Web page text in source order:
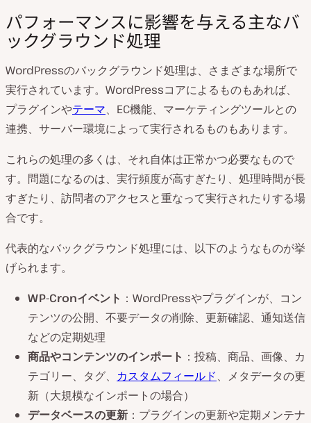
パフォーマンスに影響を与える主なバ
ックグラウンド処理
WordPressのバックグラウンド処理は、さまざまな場所で
実行されています。WordPressコアによるものもあれば、
プラグインやテーマ、EC機能、マーケティングツールとの
連携、サーバー環境によって実行されるものもあります。
これらの処理の多くは、それ自体は正常かつ必要なもので
す。問題になるのは、実行頻度が高すぎたり、処理時間が長
すぎたり、訪問者のアクセスと重なって実行されたりする場
合です。
代表的なバックグラウンド処理には、以下のようなものが挙
げられます。
WP-Cronイベント ：WordPressやプラグインが、コン
テンツの公開、不要データの削除、更新確認、通知送信
などの定期処理
商品やコンテンツのインポート ：投稿、商品、画像、カ
テゴリー、タグ、 カスタムフィールド、メタデータの更
新（大規模なインポートの場合）
データベースの更新 ：プラグインの更新や定期メンテナ